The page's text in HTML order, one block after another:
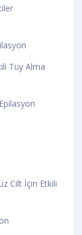
Tüy Alma
Cilt İçin Etkili